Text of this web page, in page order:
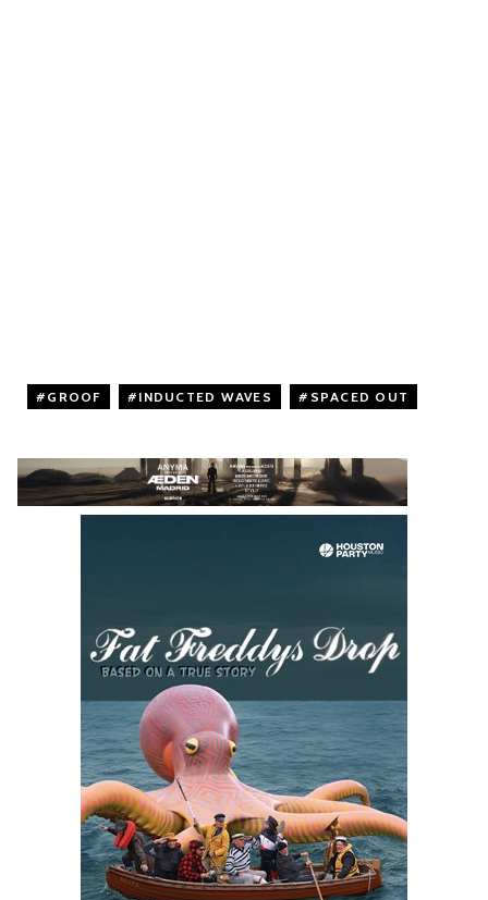
GROOF INDUCTED WAVES SPACED OUT